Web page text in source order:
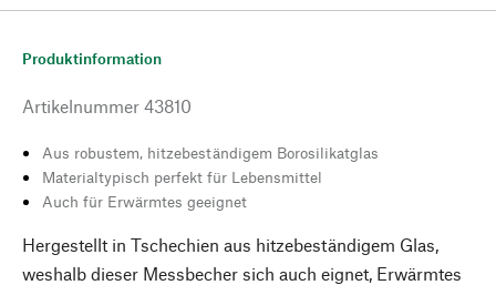
Produktinformation
Artikelnummer 43810
Aus robustem, hitzebeständigem Borosilikatglas
Materialtypisch perfekt für Lebensmittel
Auch für Erwärmtes geeignet
Hergestellt in Tschechien aus hitzebeständigem Glas,
weshalb dieser Messbecher sich auch eignet, Erwärmtes